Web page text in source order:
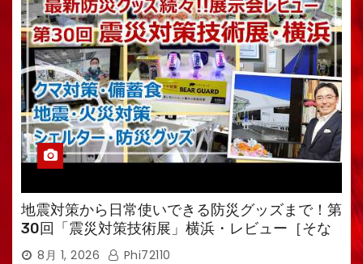
地震対策から日常使いできる防災グッズまで！第
30回「震災対策技術展」横浜・レビュー［そな
えるTV・高荷智也］
8月 1, 2026 Phi72110